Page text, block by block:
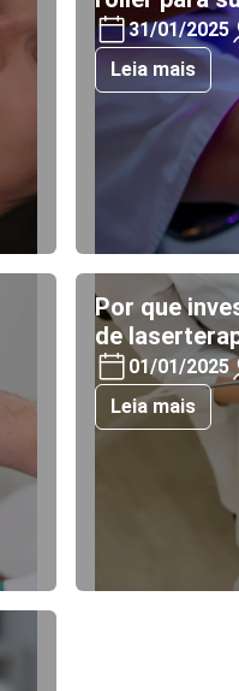
31/01/2025
Leia mais
Por que
de
01/01/2025
Leia mais